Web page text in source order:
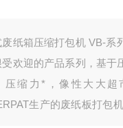
缩打包机 VB-系列恩派特立式打包机是英国打包行
受欢迎的产品系列，基于
压缩力*，像性大大超
生产的废纸板打包